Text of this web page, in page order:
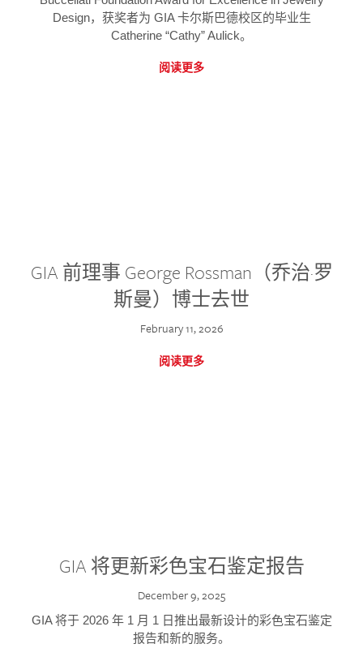
Design，获奖者为 GIA 卡尔斯巴德校区的毕业生
Catherine “Cathy” Aulick。
阅读更多
GIA 前理事 George Rossman（乔治·罗
斯曼）博士去世
February 11, 2026
阅读更多
GIA 将更新彩色宝石鉴定报告
December 9, 2025
GIA 将于 2026 年 1 月 1 日推出最新设计的彩色宝石鉴定
报告和新的服务。